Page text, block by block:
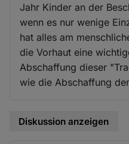
Jahr Kinder an der
wenn es nur wenige
hat alles am
die Vorhaut eine
Abschaffung dieser
wie die Abschaffung
Diskussion anzeigen